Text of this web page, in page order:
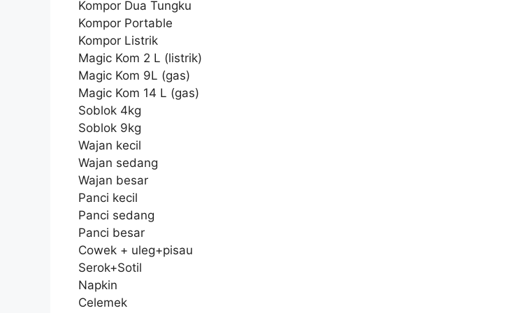
Kompor Dua Tungku
Kompor Portable
Kompor Listrik
Magic Kom 2 L (listrik)
Magic Kom 9L (gas)
Magic Kom 14 L (gas)
Soblok 4kg
Soblok 9kg
Wajan kecil
Wajan sedang
Wajan besar
Panci kecil
Panci sedang
Panci besar
Cowek + uleg+pisau
Serok+Sotil
Napkin
Celemek